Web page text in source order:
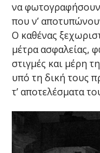
να
που ν’
Ο καθένας
μέτρα ασφαλείας,
στιγμές και μέρη
υπό τη δική τους
τ’ αποτελέσματα